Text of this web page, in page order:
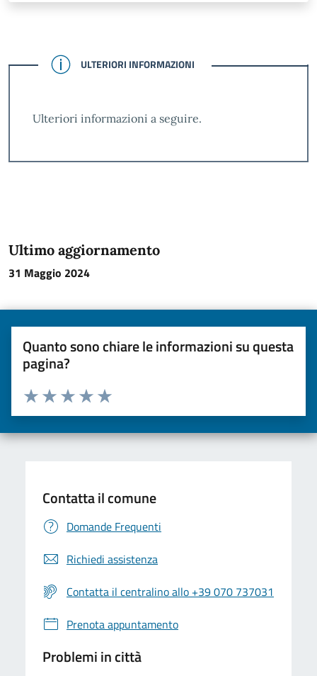
CONFERMATO
ULTERIORI INFORMAZIONI
Ulteriori informazioni a seguire.
Ultimo aggiornamento
31 Maggio 2024
Quanto sono chiare le informazioni su questa
pagina?
Valuta da 1 a 5 stelle la pagina
Valuta 5 stelle su 5
Valuta 4 stelle su 5
Valuta 3 stelle su 5
Valuta 2 stelle su 5
Valuta una stella su 5
Contatta il comune
Domande Frequenti
Richiedi assistenza
Contatta il centralino allo +39 070 737031
Prenota appuntamento
Problemi in città